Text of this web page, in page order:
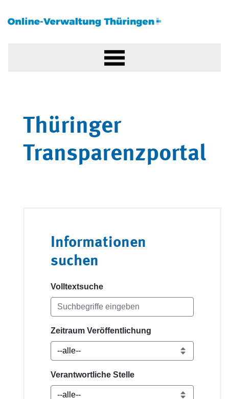
Thüringer
Transparenzportal
Informationen
suchen
Volltextsuche
Zeitraum Veröffentlichung
Verantwortliche Stelle